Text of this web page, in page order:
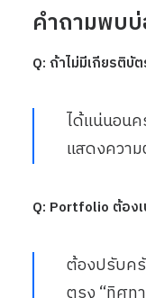
คำถามพบบ่
Q: ถ้าไม่มีเกียรติบั
ได้แน่นอนค
แสดงความ
Q: Portfolio ต้อง
ต้องปรับครั